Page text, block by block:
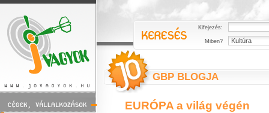
Kifejezés:
Miben?
GBP BLOGJA
EURÓPA a világ végén